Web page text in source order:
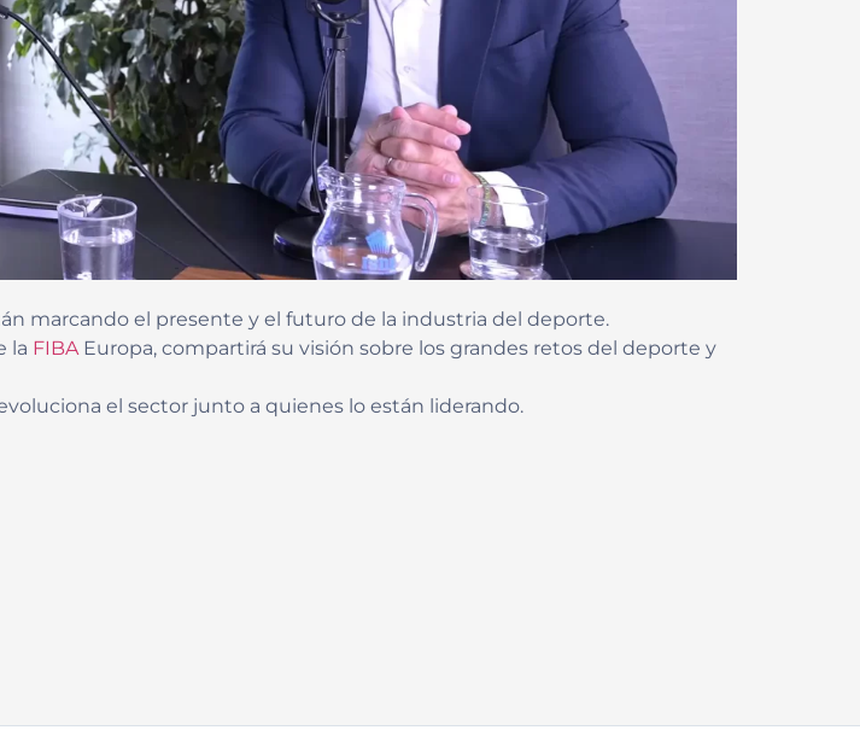
marcando el presente y el futuro de la industria del deporte.
la FIBAEuropa, compartirá su visión sobre los grandes retos del deporte y
el sector junto a quienes lo están liderando.